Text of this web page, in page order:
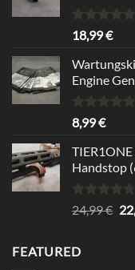
Rated5.00
out of 5
18,99€
Engine
Rated
out of 5
8,99€
Handstop
Rated4.67
out of 5
24,99€
FEATURED